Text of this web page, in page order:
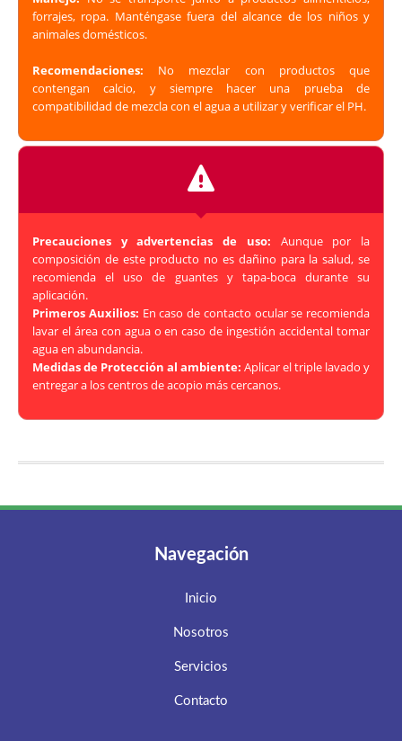
forrajes, ropa. Manténgase fuera del alcance de los niños y
animales domésticos.
Recomendaciones: No mezclar con productos que
contengan calcio, y siempre hacer una prueba de
compatibilidad de mezcla con el agua a utilizar y verificar el PH.
Precauciones y advertencias de uso: Aunque por la
composición de este producto no es dañino para la salud, se
recomienda el uso de guantes y tapa-boca durante su
aplicación.
Primeros Auxilios: En caso de contacto ocular se recomienda
lavar el área con agua o en caso de ingestión accidental tomar
agua en abundancia.
Medidas de Protección al ambiente: Aplicar el triple lavado y
entregar a los centros de acopio más cercanos.
Navegación
Inicio
Nosotros
Servicios
Contacto